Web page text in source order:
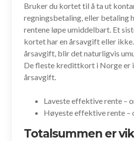
Bruker du kortet til å ta ut
regningsbetaling, eller betaling
rentene løpe umiddelbart. Et
kortet har en årsavgift eller
årsavgift, blir det naturligvis
De fleste kredittkort i Norge er
årsavgift.
Laveste effektive rente –
Høyeste effektive rente –
Totalsummen er